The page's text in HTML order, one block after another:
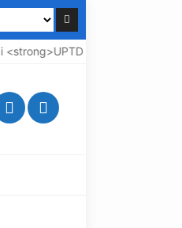
SMP Negeri 3